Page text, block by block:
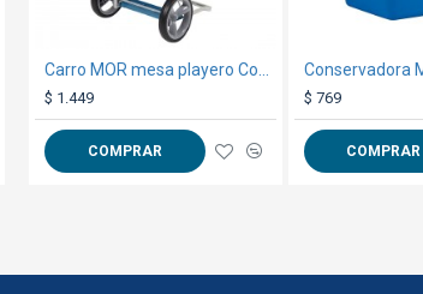
Pantalón Cargo SW Workwear Con Reflectivo
$ 899
COMPRAR
Gorro 5030
$ 159
COMPRAR
$ 1.449
COMPRAR
$ 769
COMPRAR